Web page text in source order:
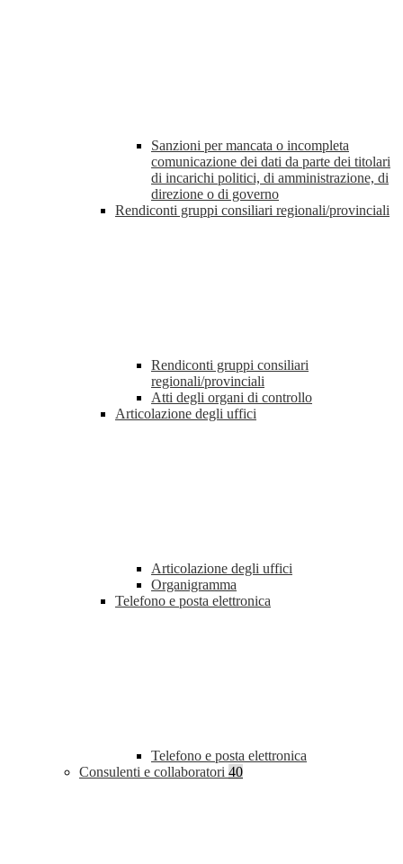
Sanzioni per mancata o incompleta
comunicazione dei dati da parte dei titolari
di incarichi politici, di amministrazione, di
direzione o di governo
Rendiconti gruppi consiliari regionali/provinciali
Rendiconti gruppi consiliari
regionali/provinciali
Atti degli organi di controllo
Articolazione degli uffici
Articolazione degli uffici
Organigramma
Telefono e posta elettronica
Telefono e posta elettronica
Consulenti e collaboratori 40